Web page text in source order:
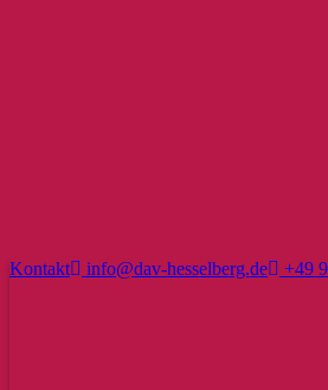
Kontakt info@dav-hesselberg.de +49